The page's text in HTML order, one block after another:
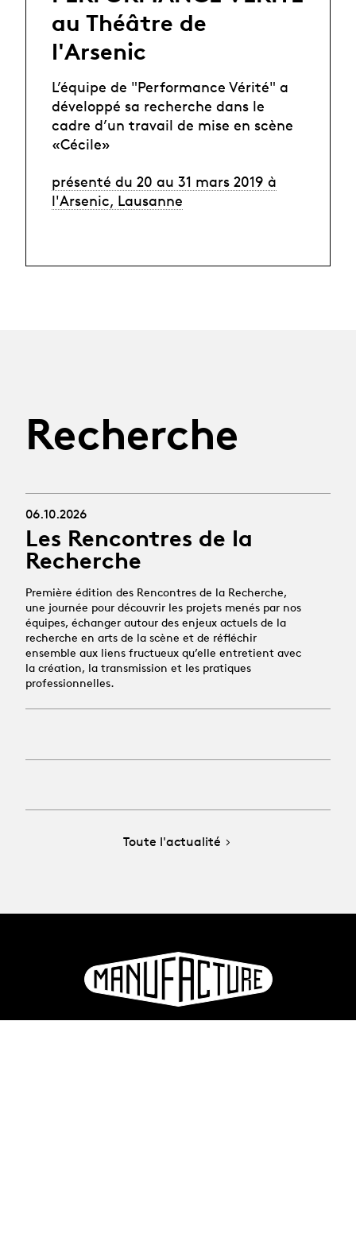
au Théâtre de
l'Arsenic
L’équipe de "Performance Vérité" a
développé sa recherche dans le
cadre d’un travail de mise en scène
«Cécile»
présenté du 20 au 31 mars 2019 à
l'Arsenic, Lausanne
Recherche
06.10.2026
Les Rencontres de la
Recherche
Première édition des Rencontres de la Recherche,
une journée pour découvrir les projets menés par nos
équipes, échanger autour des enjeux actuels de la
recherche en arts de la scène et de réfléchir
ensemble aux liens fructueux qu’elle entretient avec
la création, la transmission et les pratiques
professionnelles.
Toute l'actualité